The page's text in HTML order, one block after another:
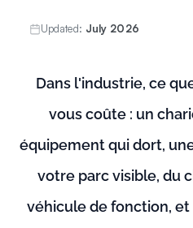
Updated: July 2026
Dans l'industrie, ce
vous coûte : un
équipement qui dort,
votre parc visible, du
véhicule de fonction,